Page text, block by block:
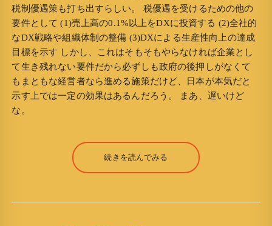
税制優遇策も打ち出すらしい。 税優遇を受けるための他の
要件として (1)売上高の0.1%以上をDXに投資する (2)全社的
なDX戦略や組織体制の整備 (3)DXによる生産性向上の達成
目標を示す しかし、これはそもそもやらなければ企業とし
て生き残れない要件だから必ずしも政府の後押しがなくて
もまともな経営者なら進める施策だけど、日本が本気だと
示す上では一定の効果はあるんだろう。 まあ、遅いけど
な。
続きを読んでみる